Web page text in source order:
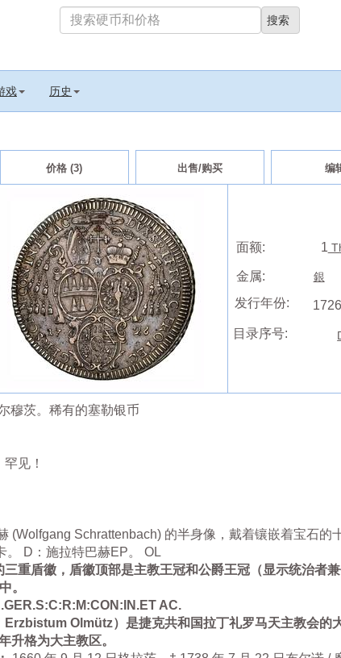
戏 历史
价格 (3) 出售/购买 编
面额: 1
金属: 銀
发行年份: 1726
目录序号:
穆茨。稀有的塞勒银币
见！
(Wolfgang Schrattenbach) 的半身像，戴着镶嵌着宝石的
。 D：施拉特巴赫EP。 OL
重盾徽，盾徽顶部是主教王冠和公爵王冠（显示统治者
。
AC.
Olmütz）是捷克共和国拉丁礼罗马天主教会的
升格为大主教区。